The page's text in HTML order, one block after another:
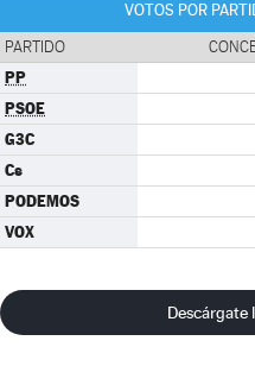
VOTOS POR
PARTIDO
PP
PSOE
G3C
Cs
PODEMOS
VOX
Descárgate